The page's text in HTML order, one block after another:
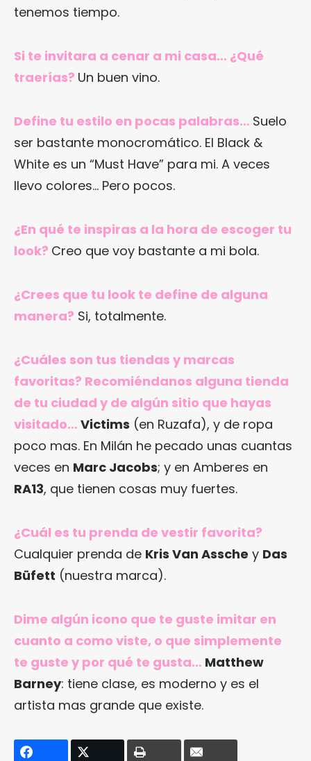
tenemos tiempo.
Si te invitara a cenar a mi casa… ¿Qué
traerías? Un buen vino.
Define tu estilo en pocas palabras… Suelo
ser bastante monocromático. El Black &
White es un “Must Have” para mi. A veces
llevo colores… Pero pocos.
¿En qué te inspiras a la hora de escoger tu
look? Creo que voy bastante a mi bola.
¿Crees que tu look te define de alguna
manera? Si, totalmente.
¿Cuáles son tus tiendas y marcas
favoritas? Recomiéndanos alguna tienda
de tu ciudad y de algún sitio que hayas
visitado… Victims (en Ruzafa), y de ropa
poco mas. En Milán he pecado unas cuantas
veces en Marc Jacobs; y en Amberes en
RA13, que tienen cosas muy fuertes.
¿Cuál es tu prenda de vestir favorita?
Cualquier prenda de Kris Van Assche y Das
Büfett (nuestra marca).
Dime algún icono que te guste imitar en
cuanto a como viste, o que simplemente
te guste y por qué te gusta… Matthew
Barney: tiene clase, es moderno y es el
artista mas grande que existe.